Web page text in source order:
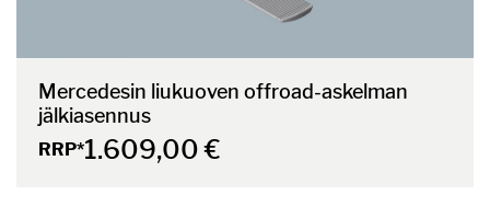
Mercedesin liukuoven offroad-askelman
jälkiasennus
RRP*1.609,00 €